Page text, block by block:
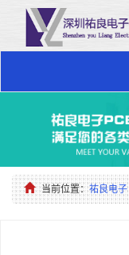
当前位置：祐良电子